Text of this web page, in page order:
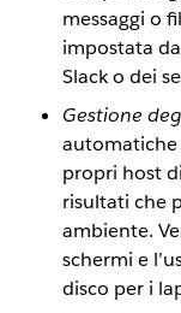
messaggi o
impostata
Slack o dei
Gestione
automatiche
propri host
risultati che
ambiente.
schermi e
disco per i